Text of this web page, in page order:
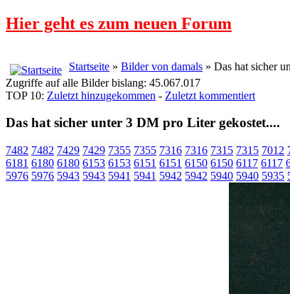
Hier geht es zum neuen Forum
Startseite » Bilder von damals » Das hat sicher
Zugriffe auf alle Bilder bislang: 45.067.017
TOP 10: Zuletzt hinzugekommen - Zuletzt kommentiert
Das hat sicher unter 3 DM pro Liter gekostet....
7482 7482 7429 7429 7355 7355 7316 7316 7315 7315 7012
6181 6180 6180 6153 6153 6151 6151 6150 6150 6117 6117
5976 5976 5943 5943 5941 5941 5942 5942 5940 5940 5935